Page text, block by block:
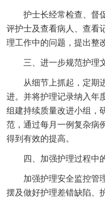
护士长经常检查、督
评护士及查看病人、查看
理工作中的问题，提出整
三、进一步规范护理
从细节上抓起，定期
进。并将护理记录纳入年
组建持续质量改进小组，
范，通过每月一例复杂病
得到有效的提高。
四、加强护理过程中
加强护理安全监控管
摆及做好护理差错缺陷、